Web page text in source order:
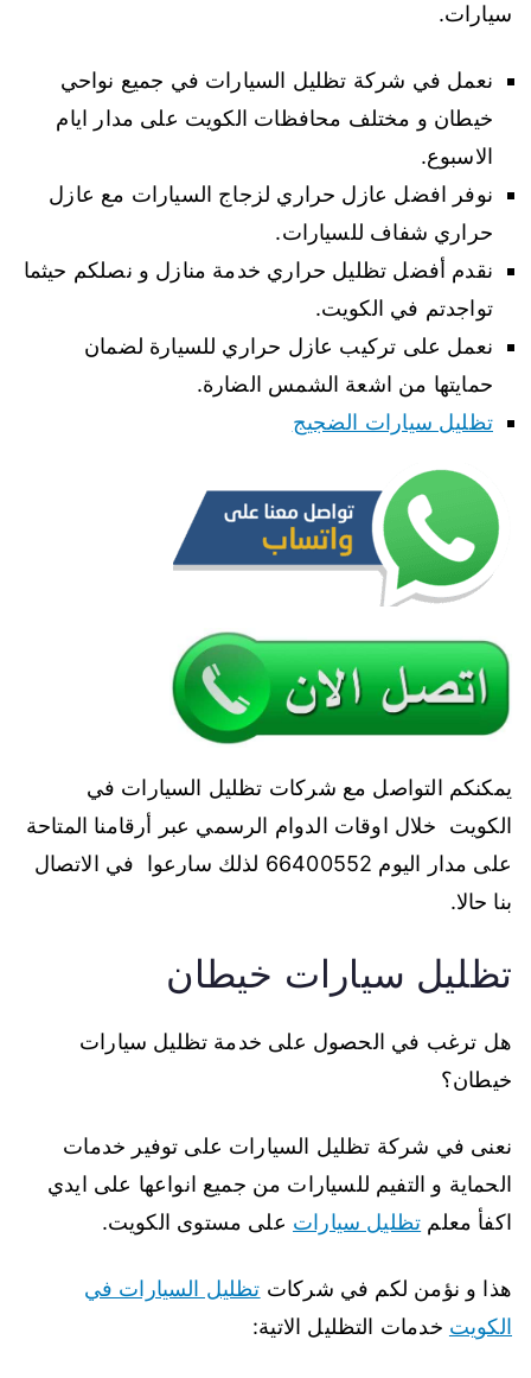
سيارات.
نعمل في شركة تظليل السيارات في جميع نواحي
خيطان و مختلف محافظات الكويت على مدار ايام
الاسبوع.
نوفر افضل عازل حراري لزجاج السيارات مع عازل
حراري شفاف للسيارات.
نقدم أفضل تظليل حراري خدمة منازل و نصلكم حيثما
تواجدتم في الكويت.
نعمل على تركيب عازل حراري للسيارة لضمان
حمايتها من اشعة الشمس الضارة.
تظليل سيارات الضجيج
يمكنكم التواصل مع شركات تظليل السيارات في
الكويت خلال اوقات الدوام الرسمي عبر أرقامنا المتاحة
على مدار اليوم 66400552 لذلك سارعوا في الاتصال
بنا حالا.
تظليل سيارات خيطان
هل ترغب في الحصول على خدمة تظليل سيارات
خيطان؟
نعنى في شركة تظليل السيارات على توفير خدمات
الحماية و التفيم للسيارات من جميع انواعها على ايدي
اكفأ معلم تظليل سيارات على مستوى الكويت.
هذا و نؤمن لكم في شركات تظليل السيارات في
الكويت خدمات التظليل الاتية: